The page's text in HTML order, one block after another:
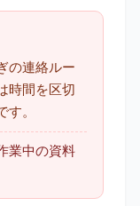
の連絡ルー
時間を区切
。
業中の資料